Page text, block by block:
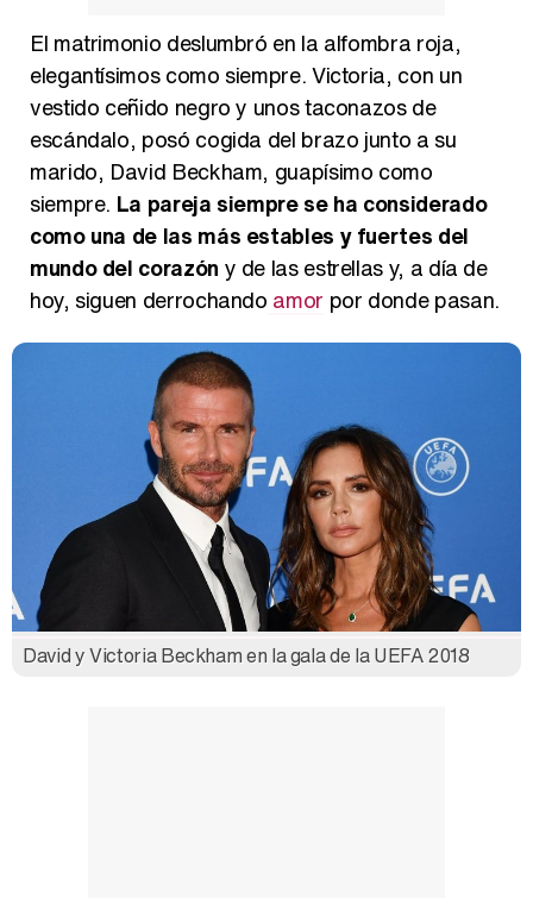
El matrimonio deslumbró en la alfombra roja,
elegantísimos como siempre. Victoria, con un
vestido ceñido negro y unos taconazos de
escándalo, posó cogida del brazo junto a su
marido, David Beckham, guapísimo como
siempre. La pareja siempre se ha considerado
como una de las más estables y fuertes del
mundo del corazón y de las estrellas y, a día de
hoy, siguen derrochando amor por donde pasan.
David y Victoria Beckham en la gala de la UEFA 2018